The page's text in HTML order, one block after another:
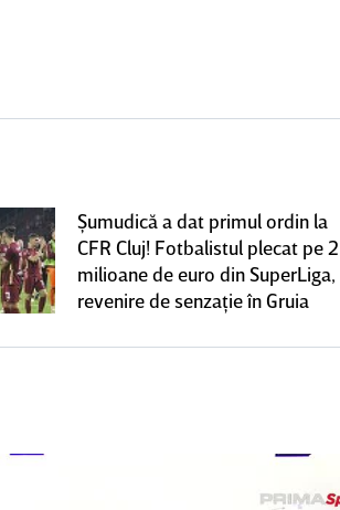
Şumudică a dat primul ordin la
CFR Cluj! Fotbalistul plecat pe 2
milioane de euro din SuperLiga,
revenire de senzaţie în Gruia